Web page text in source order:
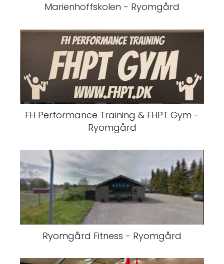
Marienhoffskolen - Ryomgård
FH Performance Training & FHPT Gym -
Ryomgård
Ryomgård Fitness - Ryomgård